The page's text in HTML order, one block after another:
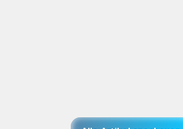
Bewegungsqualität entscheidend für